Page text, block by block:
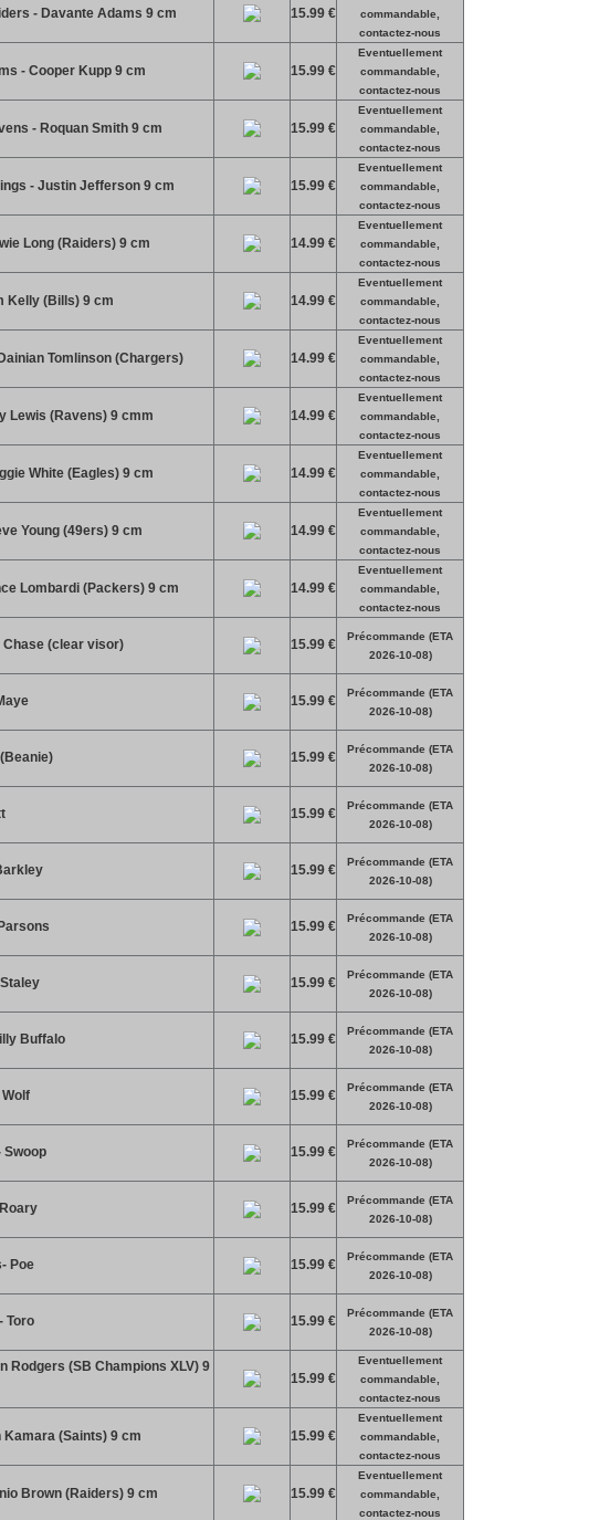
- Davante Adams 9 cm 15.99 €
commandable,
contactez-nous
- Cooper Kupp 9 cm 15.99 €
Eventuellement
commandable,
contactez-nous
- Roquan Smith 9 cm 15.99 €
Eventuellement
commandable,
contactez-nous
- Justin Jefferson 9 cm 15.99 €
Eventuellement
commandable,
contactez-nous
Long (Raiders) 9 cm 14.99 €
Eventuellement
commandable,
contactez-nous
Kelly (Bills) 9 cm 14.99 €
Eventuellement
commandable,
contactez-nous
Tomlinson (Chargers) 14.99 €
Eventuellement
commandable,
contactez-nous
Lewis (Ravens) 9 cmm 14.99 €
Eventuellement
commandable,
contactez-nous
White (Eagles) 9 cm 14.99 €
Eventuellement
commandable,
contactez-nous
Young (49ers) 9 cm 14.99 €
Eventuellement
commandable,
contactez-nous
Lombardi (Packers) 9 cm 14.99 €
Eventuellement
commandable,
contactez-nous
Chase (clear visor) 15.99 €
Précommande (ETA
2026-10-08)
15.99 €
Précommande (ETA
2026-10-08)
15.99 €
Précommande (ETA
2026-10-08)
15.99 €
Précommande (ETA
2026-10-08)
15.99 €
Précommande (ETA
2026-10-08)
15.99 €
Précommande (ETA
2026-10-08)
15.99 €
Précommande (ETA
2026-10-08)
Buffalo 15.99 €
Précommande (ETA
2026-10-08)
Wolf 15.99 €
Précommande (ETA
2026-10-08)
Swoop 15.99 €
Précommande (ETA
2026-10-08)
15.99 €
Précommande (ETA
2026-10-08)
Poe 15.99 €
Précommande (ETA
2026-10-08)
Toro 15.99 €
Précommande (ETA
2026-10-08)
Rodgers (SB Champions XLV) 9
15.99 €
Eventuellement
commandable,
contactez-nous
Kamara (Saints) 9 cm 15.99 €
Eventuellement
commandable,
contactez-nous
Brown (Raiders) 9 cm 15.99 €
Eventuellement
commandable,
contactez-nous